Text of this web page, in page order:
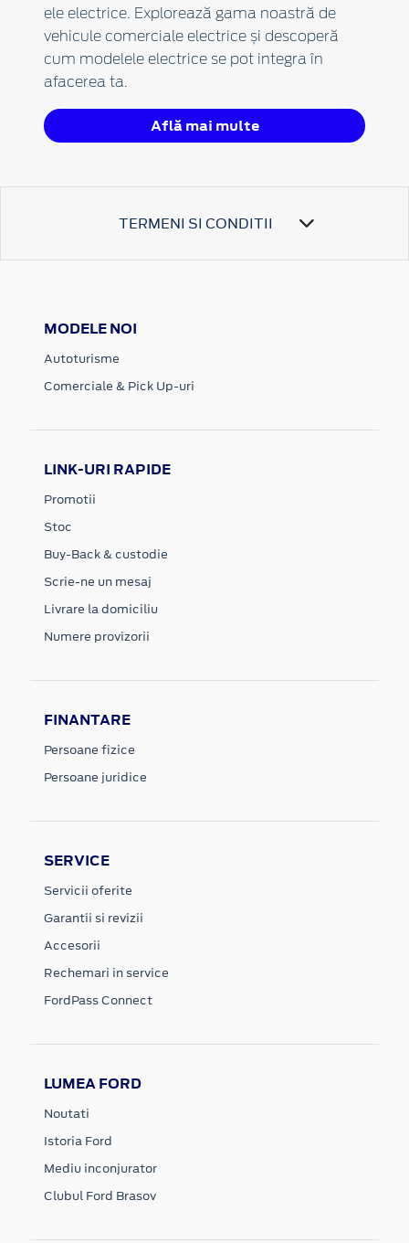
ele electrice. Explorează gama noastră de
vehicule comerciale electrice și descoperă
cum modelele electrice se pot integra în
afacerea ta.
Află mai multe
TERMENI SI CONDITII
MODELE NOI
Autoturisme
Comerciale & Pick Up-uri
LINK-URI RAPIDE
Promotii
Stoc
Buy-Back & custodie
Scrie-ne un mesaj
Livrare la domiciliu
Numere provizorii
FINANTARE
Persoane fizice
Persoane juridice
SERVICE
Servicii oferite
Garantii si revizii
Accesorii
Rechemari in service
FordPass Connect
LUMEA FORD
Noutati
Istoria Ford
Mediu inconjurator
Clubul Ford Brasov